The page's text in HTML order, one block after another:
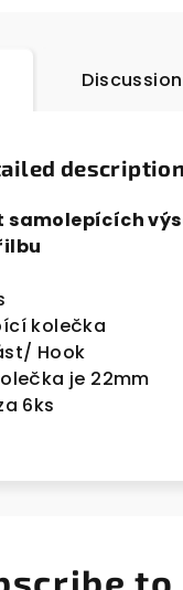
Discussion
description
kolečka
Hook
je 22mm
6ks